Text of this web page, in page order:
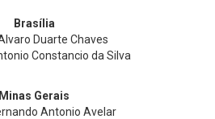
Brasília
Duarte Chaves
Constancio da Silva
Minas Gerais
Antonio Avelar